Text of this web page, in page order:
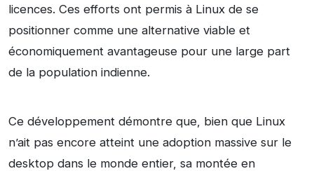
licences. Ces efforts ont permis à Linux de se
positionner comme une alternative viable et
économiquement avantageuse pour une large part
de la population indienne.
Ce développement démontre que, bien que Linux
n’ait pas encore atteint une adoption massive sur le
desktop dans le monde entier, sa montée en